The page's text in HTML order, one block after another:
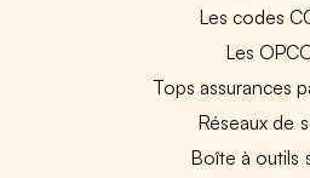
Les codes
Les
Tops assurances
Réseaux de
Boîte à outils